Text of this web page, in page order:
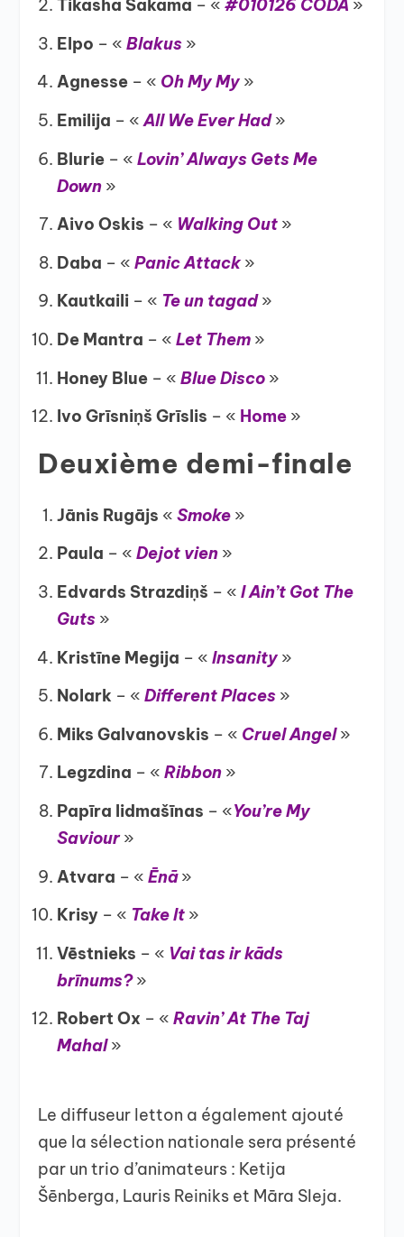
Tikasha Sakama – « #010126 CODA »
Elpo – « Blakus»
Agnesse– « Oh My My»
Emilija – «All We Ever Had»
Blurie– « Lovin’ Always Gets Me
Down»
Aivo Oskis – « Walking Out»
Daba – « Panic Attack»
Kautkaili– « Te un tagad»
De Mantra – « Let Them»
Honey Blue– « Blue Disco»
Ivo Grīsniņš Grīslis – « Home»
Deuxième demi-finale
Jānis Rugājs « Smoke»
Paula – « Dejot vien»
Edvards Strazdiņš – « I Ain’t Got The
Guts»
Kristīne Megija – « Insanity»
Nolark – « Different Places»
Miks Galvanovskis – « Cruel Angel»
Legzdina – « Ribbon»
Papīra lidmašīnas – «You’re My
Saviour»
Atvara – « Ēnā»
Krisy– « Take It»
Vēstnieks – « Vai tas ir kāds
brīnums?»
Robert Ox – « Ravin’ At The Taj
Mahal»
Le diffuseur letton a également ajouté
que la sélection nationale sera présenté
par un trio d’animateurs : Ketija
Šēnberga, Lauris Reiniks et Māra Sleja.